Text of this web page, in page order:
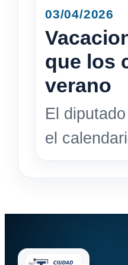
03/04/2026
que los
verano
El
el